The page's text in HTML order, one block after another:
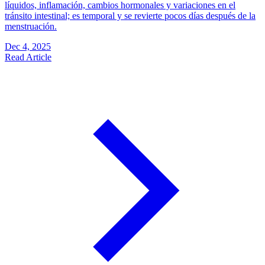
líquidos, inflamación, cambios hormonales y variaciones en el
tránsito intestinal; es temporal y se revierte pocos días después de la
menstruación.
Dec 4, 2025
Read Article